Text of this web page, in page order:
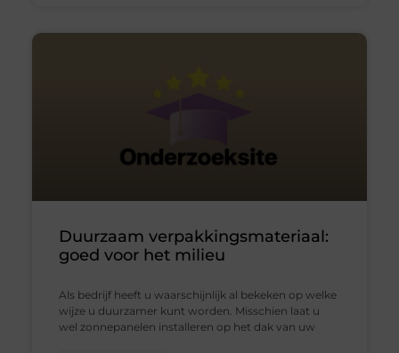
Duurzaam verpakkingsmateriaal:
goed voor het milieu
Als bedrijf heeft u waarschijnlijk al bekeken op welke
wijze u duurzamer kunt worden. Misschien laat u
wel zonnepanelen installeren op het dak van uw